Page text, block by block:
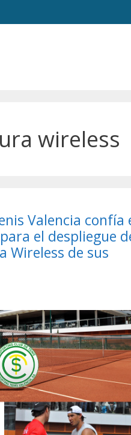
wireless
Valencia confía
el despliegue
Wireless de sus